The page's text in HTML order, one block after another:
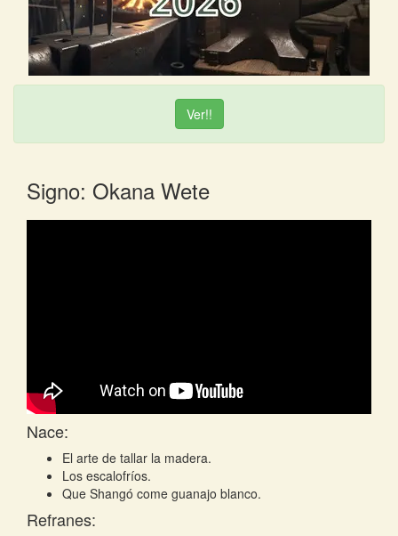
Ver!!
Signo: Okana Wete
Nace:
El arte de tallar la madera.
Los escalofríos.
Que Shangó come guanajo blanco.
Refranes: